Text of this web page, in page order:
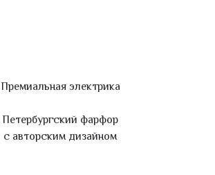
Премиальная электрика
Петербургский фарфор
с авторским дизайном